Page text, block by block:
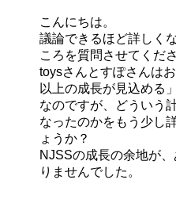
こんにちは。
議論できるほど詳しく
ころを質問させてくださ
toysさんとすぽさんは
以上の成長が見込める
なのですが、どういう
なったのかをもう少し
ょうか？
NJSSの成長の余地が
りませんでした。